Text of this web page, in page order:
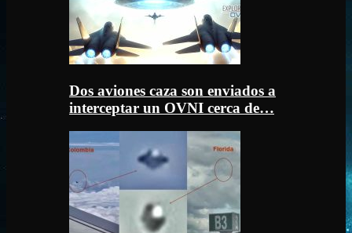
Dos aviones caza son enviados a
interceptar un OVNI cerca de…